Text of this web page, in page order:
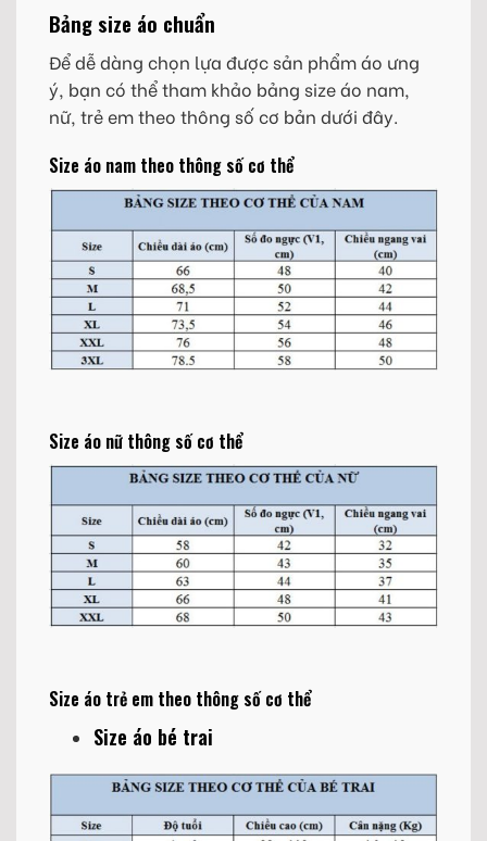
Bảng size áo chuẩn
Để dễ dàng chọn lựa được sản phẩm áo ưng
ý, bạn có thể tham khảo bảng size áo nam,
nữ, trẻ em theo thông số cơ bản dưới đây.
Size áo nam theo thông số cơ thể
Size áo nữ thông số cơ thể
Size áo trẻ em theo thông số cơ thể
Size áo bé trai